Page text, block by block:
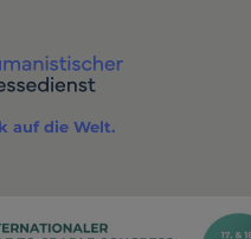
auf die Welt.